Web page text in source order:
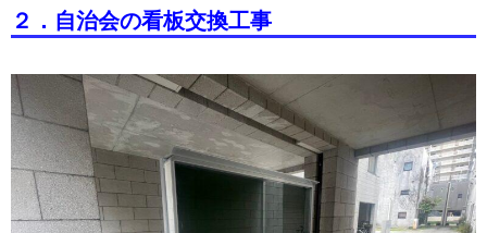
２．自治会の看板交換工事